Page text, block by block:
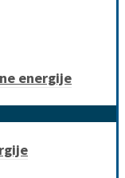
energije